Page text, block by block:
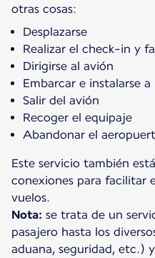
otras cosas:
Desplazarse
Realizar el check-in y
Dirigirse al avión
Embarcar e instalarse a
Salir del avión
Recoger el equipaje
Abandonar el
Este servicio también
conexiones para facilitar
Nota: se trata de un
pasajero hasta los
aduana, seguridad, etc.)